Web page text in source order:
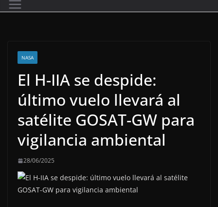
NASA
El H-IIA se despide:
último vuelo llevará al
satélite GOSAT-GW para
vigilancia ambiental
28/06/2025